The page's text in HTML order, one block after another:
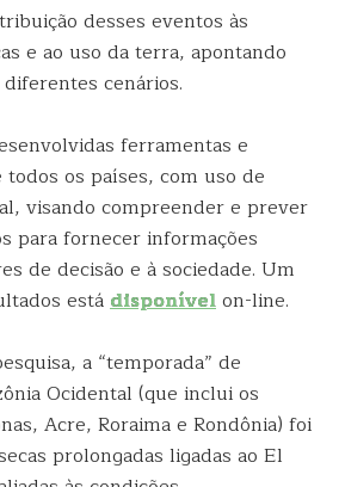
desses eventos às
e ao uso da terra, apontando
cenários.
ferramentas e
os países, com uso de
visando compreender e prever
para fornecer informações
de decisão e à sociedade. Um
estádisponívelon-line.
a “temporada” de
Ocidental (que inclui os
Acre, Roraima e Rondônia) foi
prolongadas ligadas ao El